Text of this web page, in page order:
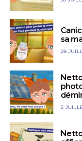
sa
28
2